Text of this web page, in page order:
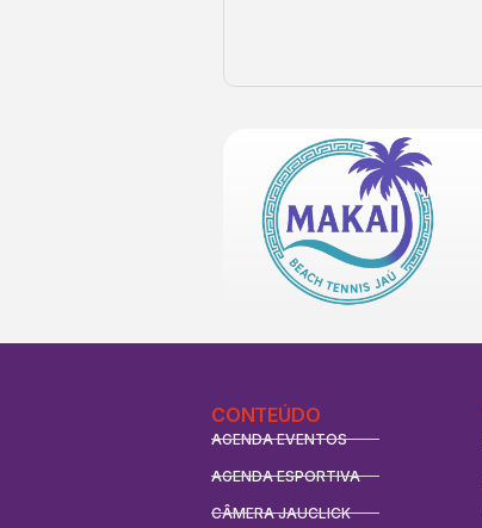
CONTEÚDO
AGENDA EVENTOS
AGENDA ESPORTIVA
CÂMERA JAUCLICK